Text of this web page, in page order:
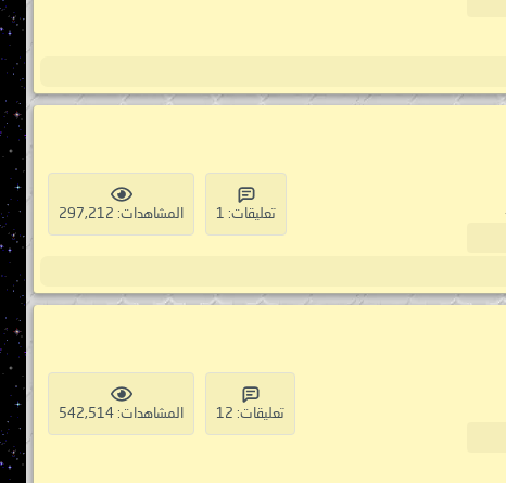
تعليقات: 1 المشاهدات: 297,212
تعليقات: 12 المشاهدات: 542,514